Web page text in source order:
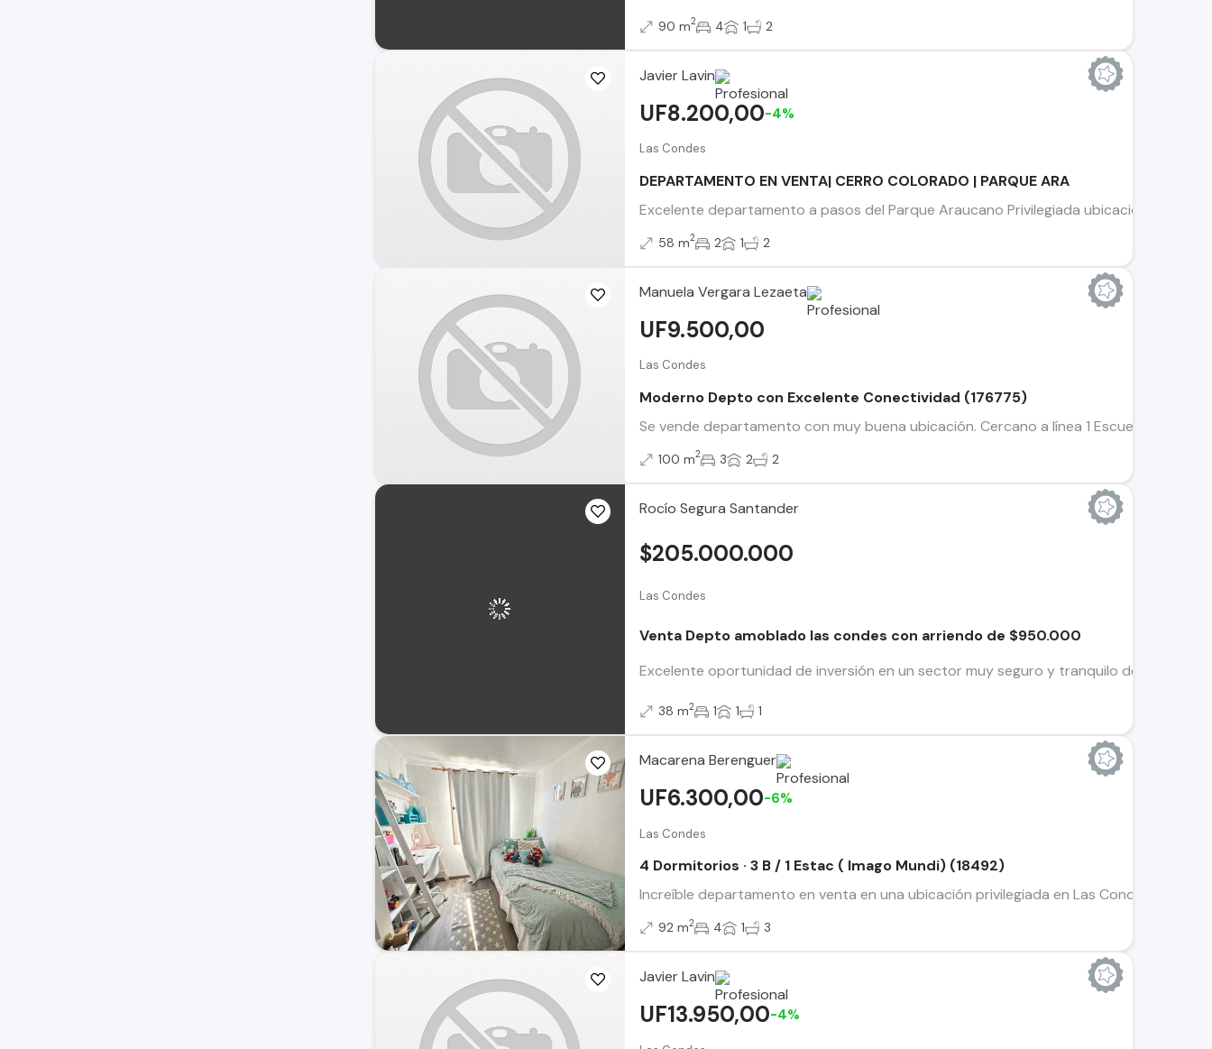
90 m2 4 1 2
Javier Lavin
Las Condes
DEPARTAMENTO EN VENTA| CERRO COLORADO | PARQUE ARA
Excelente departamento a pasos del Parque Araucano Privilegiada ubicación para
UF8.200,00-4%
58 m2 2 1 2
Manuela Vergara Lezaeta
Las Condes
Moderno Depto con Excelente Conectividad (176775)
Se vende departamento con muy buena ubicación. Cercano a línea 1 Escuela Militar.
UF9.500,00
100 m2 3 2 2
Rocío Segura Santander
Las Condes
Venta Depto amoblado las condes con arriendo de $950.000
Excelente oportunidad de inversión en un sector muy seguro y tranquilo de Las
$205.000.000
38 m2 1 1 1
Macarena Berenguer
Las Condes
4 Dormitorios · 3 B / 1 Estac ( Imago Mundi) (18492)
Increíble departamento en venta en una ubicación privilegiada en Las Condes- Con
UF6.300,00-6%
92 m2 4 1 3
Javier Lavin
UF13.950,00-4%